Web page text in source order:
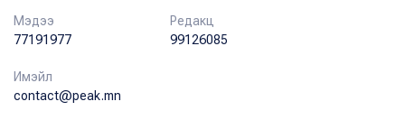
Мэдээ
77191977
Редакц
99126085
Имэйл
contact@peak.mn